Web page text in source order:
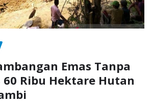
Emas Tanpa
60 Ribu Hektare Hutan